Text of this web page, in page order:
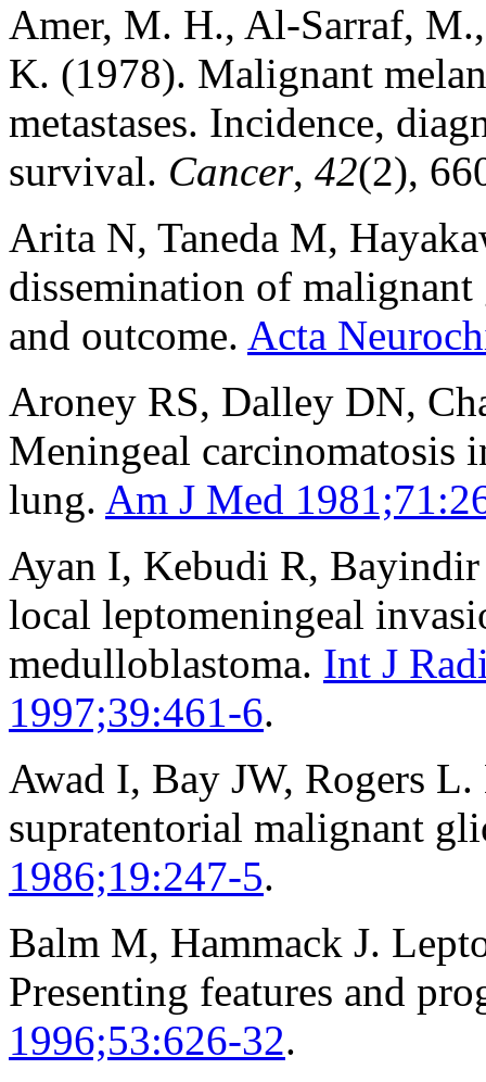
Amer, M. H., Al‐Sarraf,
K. (1978). Malignant
metastases. Incidence,
survival. Cancer, 42(2),
Arita N, Taneda M,
dissemination of
and outcome. Acta
Aroney RS, Dalley DN,
Meningeal carcinomatosis
lung. Am J Med
Ayan I, Kebudi R,
local leptomeningeal
medulloblastoma. Int J
1997;39:461-6.
Awad I, Bay JW, Rogers
supratentorial malignant
1986;19:247-5.
Balm M, Hammack J.
Presenting features and
1996;53:626-32.